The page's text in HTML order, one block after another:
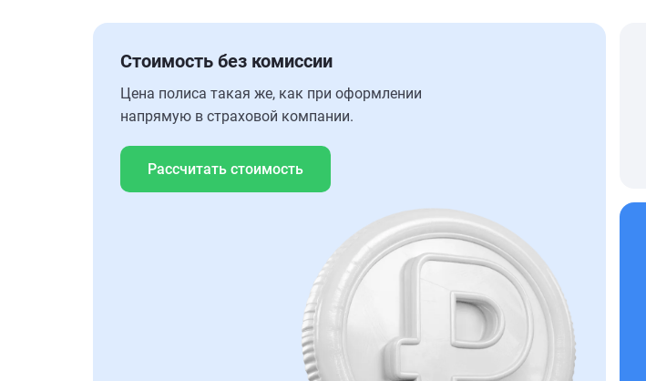
Стоимость без комиссии
Цена полиса такая же, как при оформлении
напрямую в страховой компании.
Рассчитать стоимость